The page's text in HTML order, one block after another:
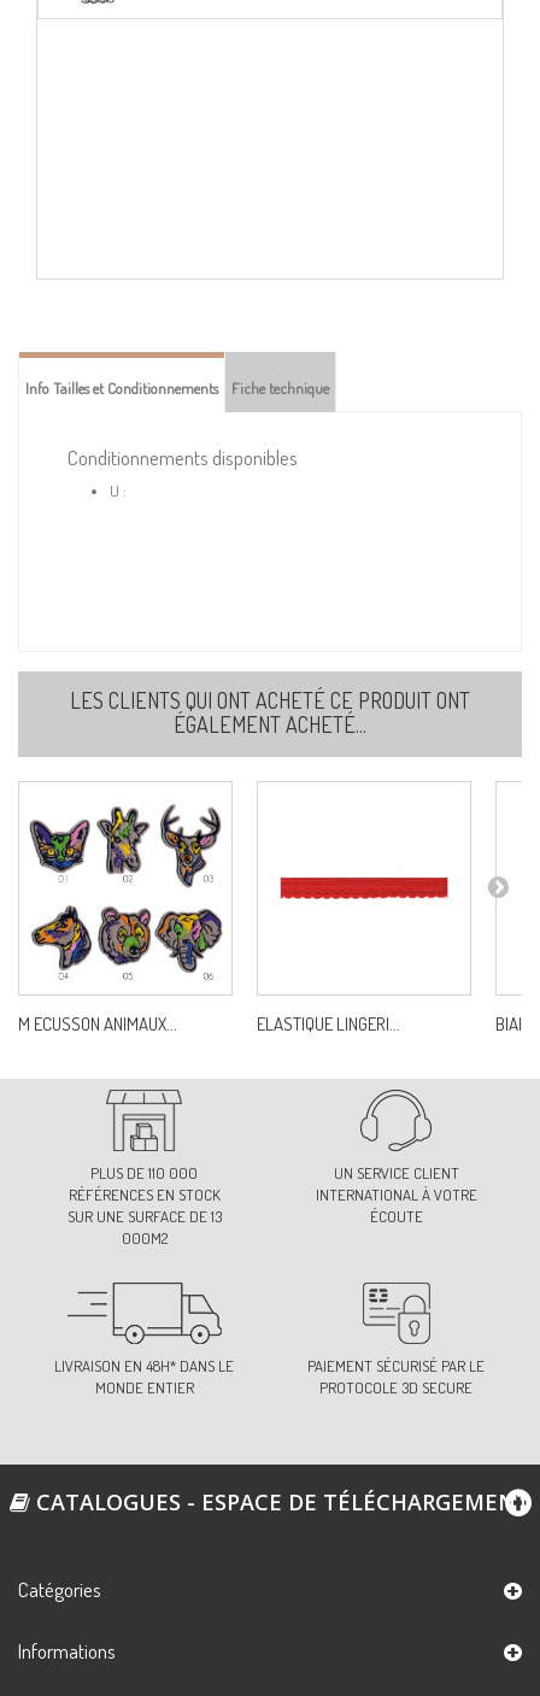
Info Tailles et Conditionnements Fiche technique
Conditionnements disponibles
U :
LES CLIENTS QUI ONT ACHETÉ CE PRODUIT ONT
ÉGALEMENT ACHETÉ...
M ECUSSON ANIMAUX... ELASTIQUE LINGERI... BIAIS
PLUS DE 110 000
RÉFÉRENCES EN STOCK
SUR UNE SURFACE DE 13
000M2
UN SERVICE CLIENT
INTERNATIONAL À VOTRE
ÉCOUTE
LIVRAISON EN 48H* DANS LE
MONDE ENTIER
PAIEMENT SÉCURISÉ PAR LE
PROTOCOLE 3D SECURE
CATALOGUES - ESPACE DE TÉLÉCHARGEMENT
Catégories
Informations